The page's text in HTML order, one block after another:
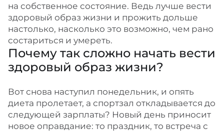
на собственное состояние. Ведь лучше вести
здоровый образ жизни и прожить дольше
настолько, насколько это возможно, чем рано
состариться и умереть.
Почему так сложно начать вести
здоровый образ жизни?
Вот снова наступил понедельник, и опять
диета пролетает, а спортзал откладывается до
следующей зарплаты? Новый день приносит
новое оправдание: то праздник, то встреча с